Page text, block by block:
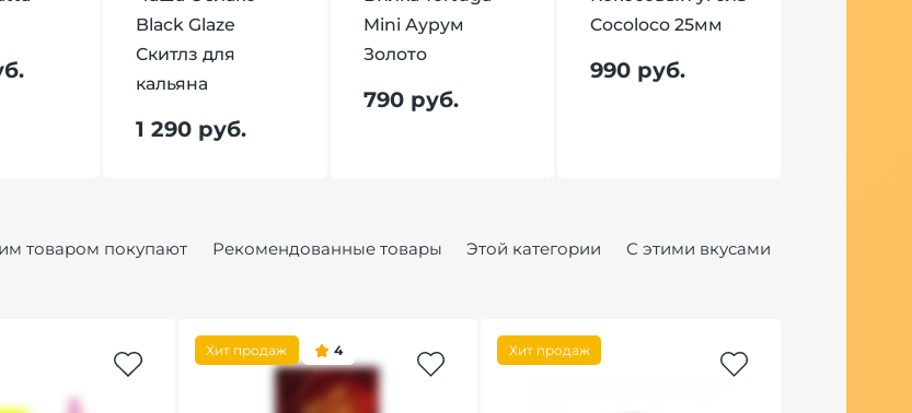
Black Glaze
Скитлз для
кальяна
1 290 руб.
Mini Аурум
Золото
790 руб.
Cocoloco 25мм
990 руб.
товаром покупают Рекомендованные товары Этой категории С этими вкусами
Хит продаж 4 Хит продаж